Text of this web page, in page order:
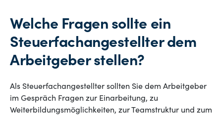
Welche Fragen sollte ein
Steuerfachangestellter dem
Arbeitgeber stellen?
Als Steuerfachangestellter sollten Sie dem Arbeitgeber
im Gespräch Fragen zur Einarbeitung, zu
Weiterbildungsmöglichkeiten, zur Teamstruktur und zum